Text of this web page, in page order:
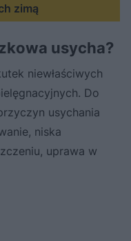
zimą
usycha?
niewłaściwych
Do
usychania
niska
uprawa w